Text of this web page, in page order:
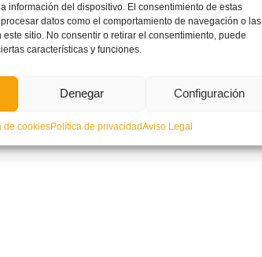
información del dispositivo. El consentimiento de estas
datos como el comportamiento de navegación o las
sitio. No consentir o retirar el consentimiento, puede
características y funciones.
Denegar Configuración
de cookiesPolítica de privacidadAviso Legal
a domicilio al CFS Femení
el Feme Castellón hará lo propio ante
la temporada en la segunda